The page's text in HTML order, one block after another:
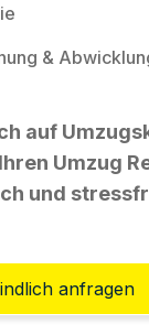
&
auf
Umzug
und
anfragen